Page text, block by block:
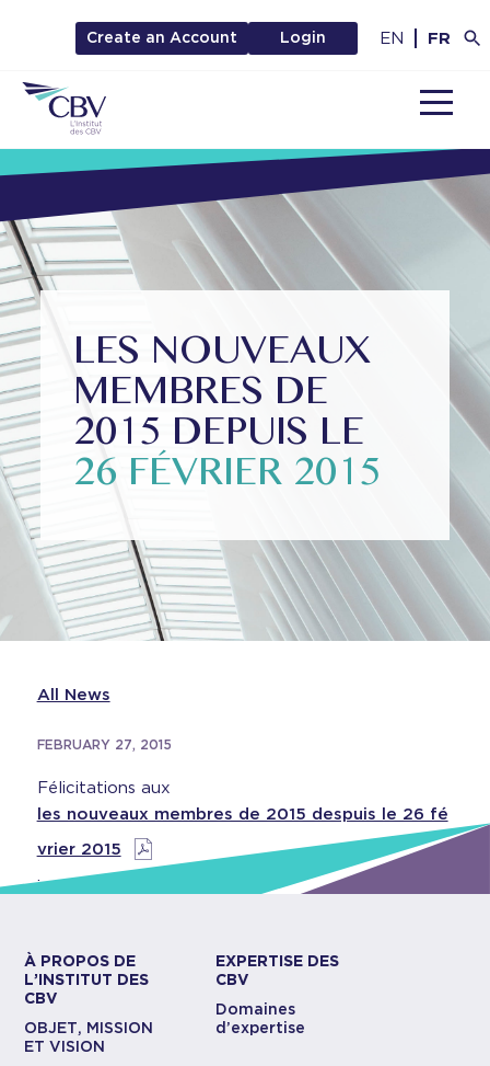
Create an Account Login EN FR
LES NOUVEAUX
MEMBRES DE
2015 DEPUIS LE
26 FÉVRIER 2015
All News
FEBRUARY 27, 2015
Félicitations aux
les nouveaux membres de 2015 despuis le 26 fé
vrier 2015
.
À PROPOS DE
L’INSTITUT DES
CBV
OBJET, MISSION
ET VISION
EXPERTISE DES
CBV
Domaines
d’expertise